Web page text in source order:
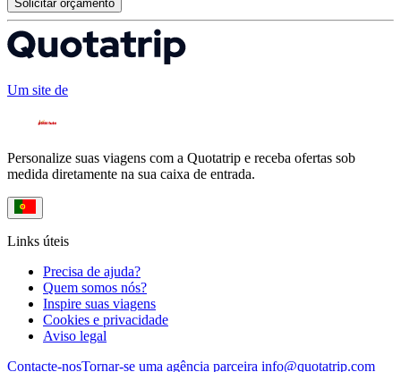
Solicitar orçamento
Um site de
Personalize suas viagens com a Quotatrip e receba ofertas sob
medida diretamente na sua caixa de entrada.
Links úteis
Precisa de ajuda?
Quem somos nós?
Inspire suas viagens
Cookies e privacidade
Aviso legal
Contacte-nosTornar-se uma agência parceira info@quotatrip.com